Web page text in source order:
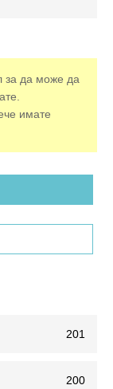
за да може да
имате
201
200